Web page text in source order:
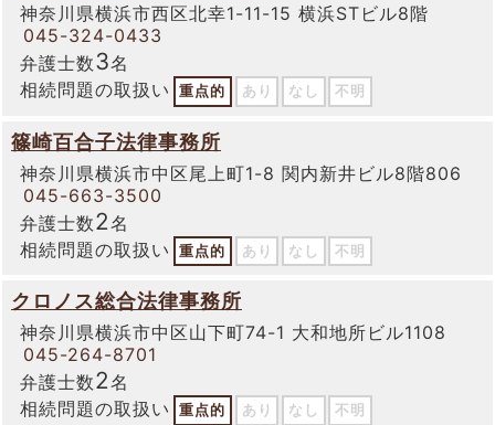
神奈川県横浜市西区北幸1-11-15 横浜STビル8階
045-324-0433
弁護士数3名
相続問題の取扱い
重点的 あり なし 不明
篠崎百合子法律事務所
神奈川県横浜市中区尾上町1-8 関内新井ビル8階806
045-663-3500
弁護士数2名
相続問題の取扱い
重点的 あり なし 不明
クロノス総合法律事務所
神奈川県横浜市中区山下町74-1 大和地所ビル1108
045-264-8701
弁護士数2名
相続問題の取扱い
重点的 あり なし 不明